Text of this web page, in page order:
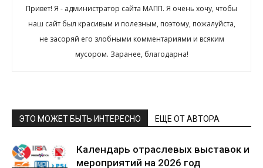
Привет! Я - администратор сайта МАПП. Я очень хочу, чтобы
наш сайт был красивым и полезным, поэтому, пожалуйста,
не засоряй его злобными комментариями и всяким
мусором. Заранее, благодарна!
ЭТО МОЖЕТ БЫТЬ ИНТЕРЕСНО ЕЩЕ ОТ АВТОРА
Календарь отраслевых выставок и
мероприятий на 2026 год